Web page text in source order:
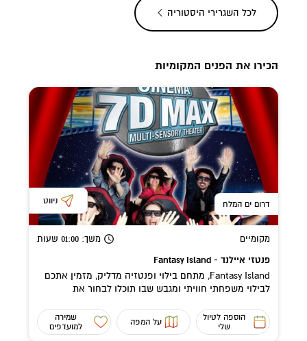
לכל השגרירי היסטוריה
הכירו את הפנים המקומיות
דרום ים המלח ניווט
מקומיים משך: 01:00 שעות
פנטזי איילנד - Fantasy Island
Fantasy Island, מתחם בילוי ופנטזיה מדליק, מזמין אתכם
לבילוי משפחתי חוויתי ומגבש שבו תוכלו לבחור את
הוספה לטיול
שלי
על המפה
שמירה
למועדפים